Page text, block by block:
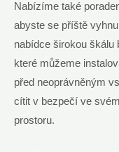
Nabízíme také
abyste se příště
nabídce širokou škálu
které můžeme
před neoprávněným
cítit v bezpečí ve
prostoru.